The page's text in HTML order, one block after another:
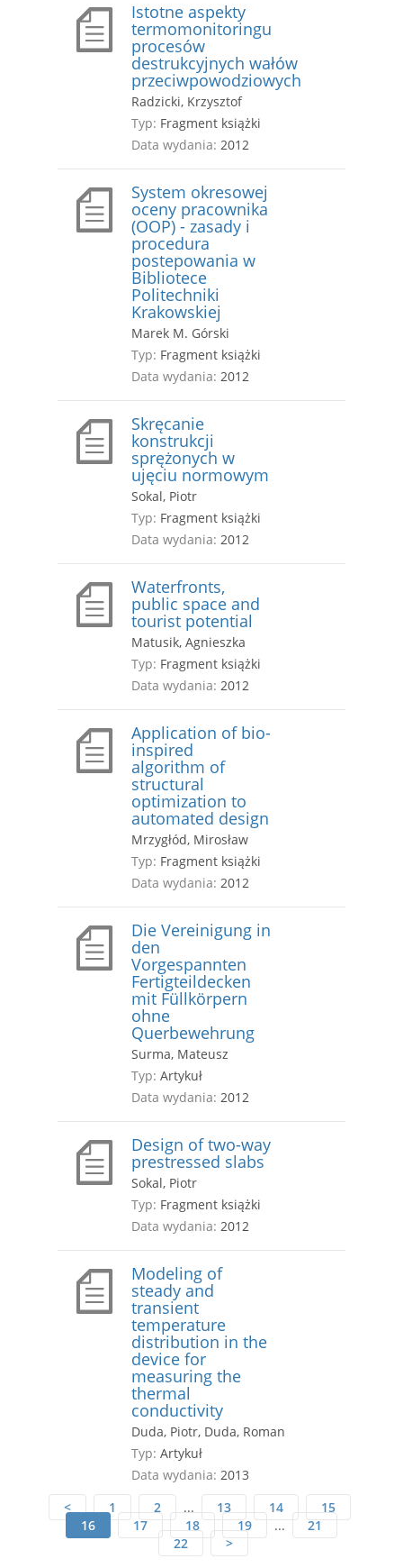
Istotne aspekty
termomonitoringu
procesów
destrukcyjnych wałów
przeciwpowodziowych
Radzicki, Krzysztof
Typ: Fragment książki
Data wydania: 2012
System okresowej
oceny pracownika
(OOP) - zasady i
procedura
postepowania w
Bibliotece
Politechniki
Krakowskiej
Marek M. Górski
Typ: Fragment książki
Data wydania: 2012
Skręcanie
konstrukcji
sprężonych w
ujęciu normowym
Sokal, Piotr
Typ: Fragment książki
Data wydania: 2012
Waterfronts,
public space and
tourist potential
Matusik, Agnieszka
Typ: Fragment książki
Data wydania: 2012
Application of bio-
inspired
algorithm of
structural
optimization to
automated design
Mrzygłód, Mirosław
Typ: Fragment książki
Data wydania: 2012
Die Vereinigung in
den
Vorgespannten
Fertigteildecken
mit Füllkörpern
ohne
Querbewehrung
Surma, Mateusz
Typ: Artykuł
Data wydania: 2012
Design of two-way
prestressed slabs
Sokal, Piotr
Typ: Fragment książki
Data wydania: 2012
Modeling of
steady and
transient
temperature
distribution in the
device for
measuring the
thermal
conductivity
Duda, Piotr, Duda, Roman
Typ: Artykuł
Data wydania: 2013
<
1 2 ... 13 14
15
16
17 18 19 ...
21
22
>